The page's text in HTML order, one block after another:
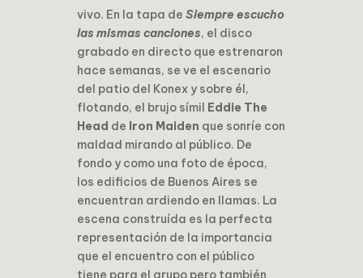
vivo. En la tapa de Siempre escucho
las mismas canciones, el disco
grabado en directo que estrenaron
hace semanas, se ve el escenario
del patio del Konex y sobre él,
flotando, el brujo símil Eddie The
Head de Iron Maiden que sonríe con
maldad mirando al público. De
fondo y como una foto de época,
los edificios de Buenos Aires se
encuentran ardiendo en llamas. La
escena construída es la perfecta
representación de la importancia
que el encuentro con el público
tiene para el grupo pero también